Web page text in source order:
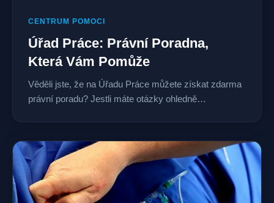
CENTRUM POMOCI
Úřad Práce: Právní Poradna,
Která Vám Pomůže
Věděli jste, že na Úřadu Práce můžete získat zdarma
právní poradu? Jestli máte otázky ohledně…